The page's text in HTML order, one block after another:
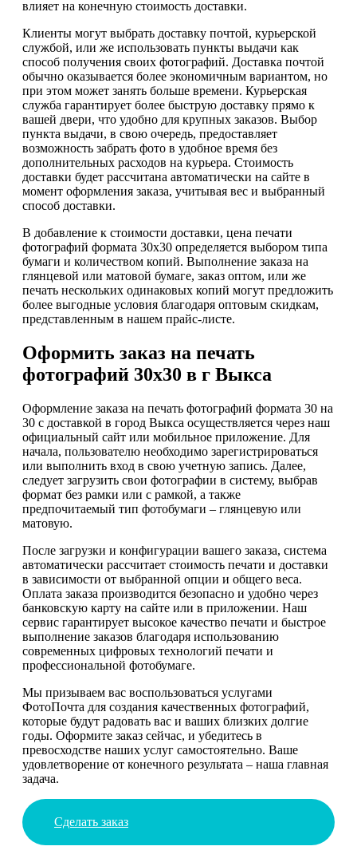
влияет на конечную стоимость доставки.
Клиенты могут выбрать доставку почтой, курьерской
службой, или же использовать пункты выдачи как
способ получения своих фотографий. Доставка почтой
обычно оказывается более экономичным вариантом, но
при этом может занять больше времени. Курьерская
служба гарантирует более быструю доставку прямо к
вашей двери, что удобно для крупных заказов. Выбор
пункта выдачи, в свою очередь, предоставляет
возможность забрать фото в удобное время без
дополнительных расходов на курьера. Стоимость
доставки будет рассчитана автоматически на сайте в
момент оформления заказа, учитывая вес и выбранный
способ доставки.
В добавление к стоимости доставки, цена печати
фотографий формата 30х30 определяется выбором типа
бумаги и количеством копий. Выполнение заказа на
глянцевой или матовой бумаге, заказ оптом, или же
печать нескольких одинаковых копий могут предложить
более выгодные условия благодаря оптовым скидкам,
представленным в нашем прайс-листе.
Оформить заказ на печать
фотографий 30х30 в г Выкса
Оформление заказа на печать фотографий формата 30 на
30 с доставкой в город Выкса осуществляется через наш
официальный сайт или мобильное приложение. Для
начала, пользователю необходимо зарегистрироваться
или выполнить вход в свою учетную запись. Далее,
следует загрузить свои фотографии в систему, выбрав
формат без рамки или с рамкой, а также
предпочитаемый тип фотобумаги – глянцевую или
матовую.
После загрузки и конфигурации вашего заказа, система
автоматически рассчитает стоимость печати и доставки
в зависимости от выбранной опции и общего веса.
Оплата заказа производится безопасно и удобно через
банковскую карту на сайте или в приложении. Наш
сервис гарантирует высокое качество печати и быстрое
выполнение заказов благодаря использованию
современных цифровых технологий печати и
профессиональной фотобумаге.
Мы призываем вас воспользоваться услугами
ФотоПочта для создания качественных фотографий,
которые будут радовать вас и ваших близких долгие
годы. Оформите заказ сейчас, и убедитесь в
превосходстве наших услуг самостоятельно. Ваше
удовлетворение от конечного результата – наша главная
задача.
Сделать заказ